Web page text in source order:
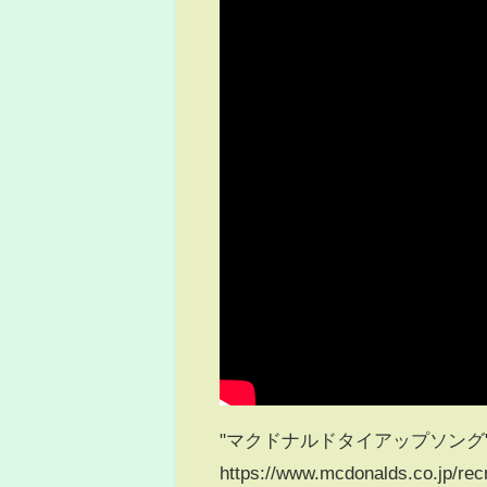
"マクドナルドタイアップソン
https://www.mcdonalds.co.jp/